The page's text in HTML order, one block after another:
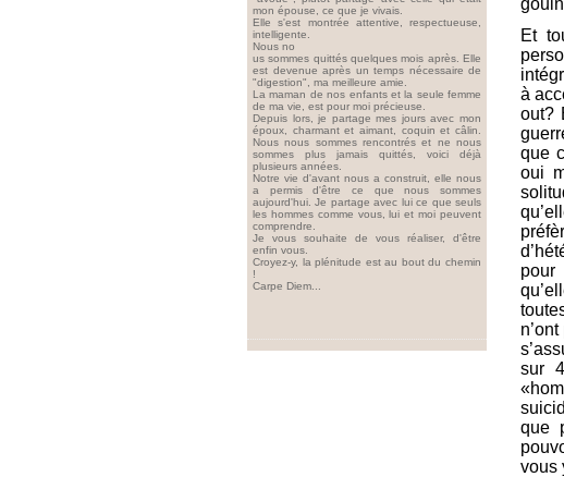
mon épouse, ce que je vivais.
Elle s'est montrée attentive, respectueuse,
intelligente.
Nous no
us sommes quittés quelques mois après. Elle
est devenue après un temps nécessaire de
"digestion", ma meilleure amie.
La maman de nos enfants et la seule femme
de ma vie, est pour moi précieuse.
Depuis lors, je partage mes jours avec mon
époux, charmant et aimant, coquin et câlin.
Nous nous sommes rencontrés et ne nous
sommes plus jamais quittés, voici déjà
plusieurs années.
Notre vie d'avant nous a construit, elle nous
a permis d'être ce que nous sommes
aujourd'hui. Je partage avec lui ce que seuls
les hommes comme vous, lui et moi peuvent
comprendre.
Je vous souhaite de vous réaliser, d'être
enfin vous.
Croyez-y, la plénitude est au bout du chemin
!
Carpe Diem...
Et
à
out?
que
oui
pour
sur
que
vous